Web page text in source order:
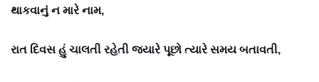
થાકવાનું ન મારે નામ,
રાત દિવસ હું ચાલતી રહેતી જ્યારે પૂછો ત્યારે સમય બતાવતી,